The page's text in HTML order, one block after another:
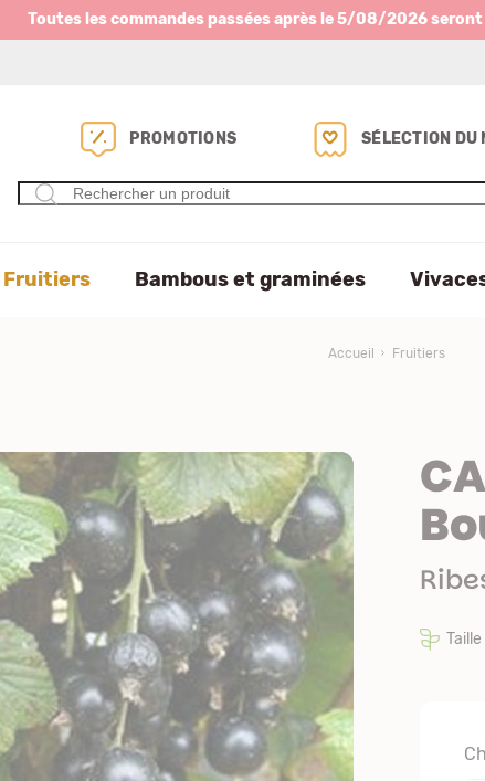
Toutes les commandes passées après le 5/08/2026
PROMOTIONS SÉLECTION DU
Fruitiers Bambous et graminées
Accueil Fruitiers